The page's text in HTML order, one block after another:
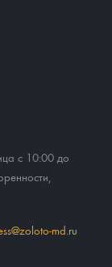
с 10:00 до
md.ru